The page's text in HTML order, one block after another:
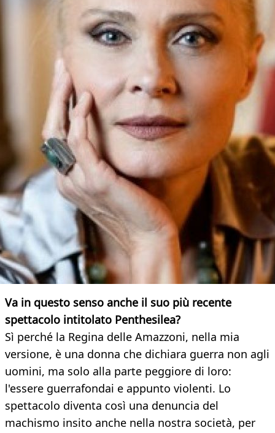
Va in questo senso anche il suo più recente
spettacolo intitolato Penthesilea?
Sì perché la Regina delle Amazzoni, nella mia
versione, è una donna che dichiara guerra non agli
uomini, ma solo alla parte peggiore di loro:
l'essere guerrafondai e appunto violenti. Lo
spettacolo diventa così una denuncia del
machismo insito anche nella nostra società, per